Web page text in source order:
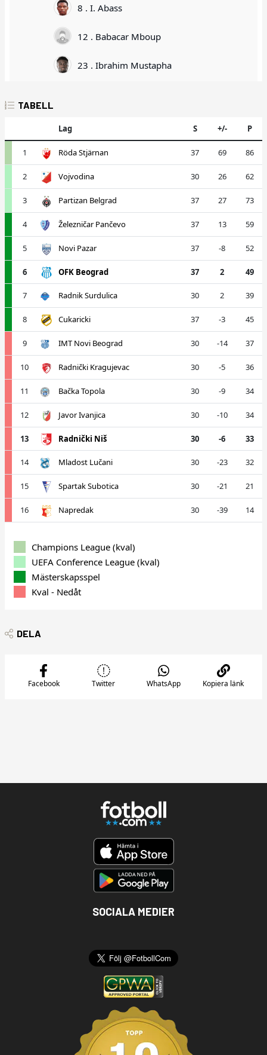
8 . I. Abass
12 . Babacar Mboup
23 . Ibrahim Mustapha
TABELL
Lag S +/- P
1 Röda Stjärnan 37 69 86
2 Vojvodina 30 26 62
3 Partizan Belgrad 37 27 73
4 Železničar Pančevo 37 13 59
5 Novi Pazar 37 -8 52
6 OFK Beograd 37 2 49
7 Radnik Surdulica 30 2 39
8 Cukaricki 37 -3 45
9 IMT Novi Beograd 30 -14 37
10 Radnički Kragujevac 30 -5 36
11 Bačka Topola 30 -9 34
12 Javor Ivanjica 30 -10 34
13 Radnički Niš 30 -6 33
14 Mladost Lučani 30 -23 32
15 Spartak Subotica 30 -21 21
16 Napredak 30 -39 14
Champions League (kval)
UEFA Conference League (kval)
Mästerskapsspel
Kval - Nedåt
DELA
Facebook Twitter WhatsApp Kopiera länk
SOCIALA MEDIER